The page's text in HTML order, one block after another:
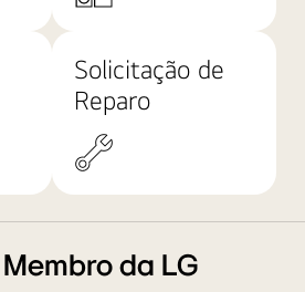
Solicitação de
Reparo
da LG